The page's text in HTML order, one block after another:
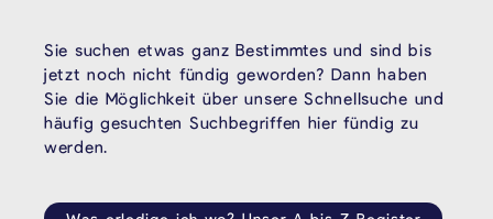
Sie suchen etwas ganz Bestimmtes und sind bis
jetzt noch nicht fündig geworden? Dann haben
Sie die Möglichkeit über unsere Schnellsuche und
häufig gesuchten Suchbegriffen hier fündig zu
werden.